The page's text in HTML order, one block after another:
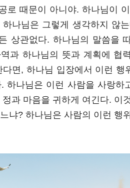
로 때문이 아니야. 하나님이
하나님은 그렇게 생각하지 않
상관없다. 하나님의 말씀을
과 하나님의 뜻과 계획에 협
면, 하나님 입장에서 이런 행
하나님은 이런 사람을 사랑하
과 마음을 귀하게 여긴다. 이
냐? 하나님은 사람의 이런 행